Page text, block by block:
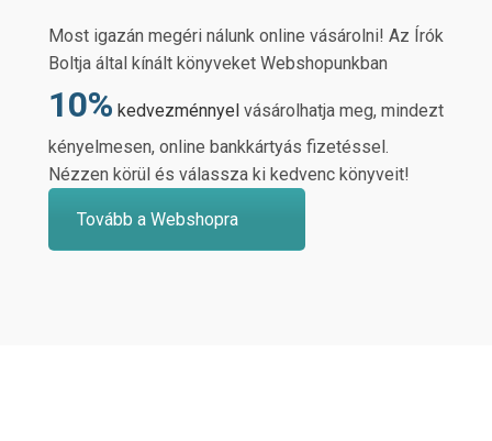
Most igazán megéri nálunk online vásárolni! Az Írók
Boltja által kínált könyveket Webshopunkban
10% kedvezménnyel vásárolhatja meg, mindezt
kényelmesen, online bankkártyás fizetéssel.
Nézzen körül és válassza ki kedvenc könyveit!
Tovább a Webshopra